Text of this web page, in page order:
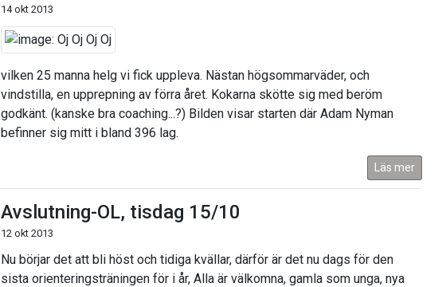
14 okt 2013
vilken 25 manna helg vi fick uppleva. Nästan högsommarväder, och
vindstilla, en upprepning av förra året. Kokarna skötte sig med beröm
godkänt. (kanske bra coaching...?) Bilden visar starten där Adam Nyman
befinner sig mitt i bland 396 lag.
Läs mer
Avslutning-OL, tisdag 15/10
12 okt 2013
Nu börjar det att bli höst och tidiga kvällar, därför är det nu dags för den
sista orienteringsträningen för i år, Alla är välkomna, gamla som unga, nya